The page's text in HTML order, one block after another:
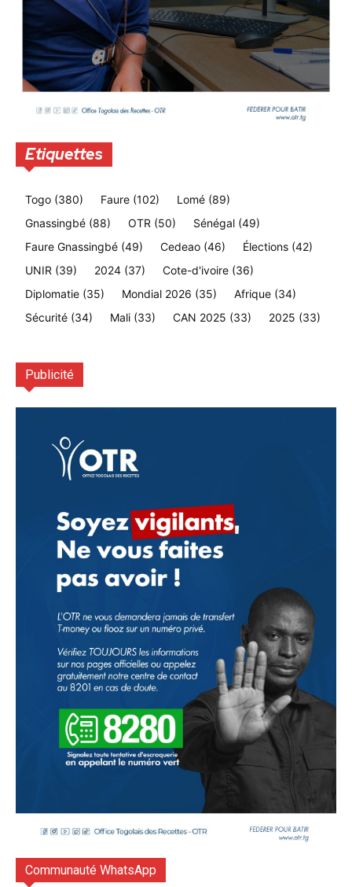
Etiquettes
Togo (380) Faure (102) Lomé (89)
Gnassingbé (88) OTR (50) Sénégal (49)
Faure Gnassingbé (49) Cedeao (46) Élections (42)
UNIR (39) 2024 (37) Cote-d'ivoire (36)
Diplomatie (35) Mondial 2026 (35) Afrique (34)
Sécurité (34) Mali (33) CAN 2025 (33) 2025 (33)
Publicité
Communauté WhatsApp